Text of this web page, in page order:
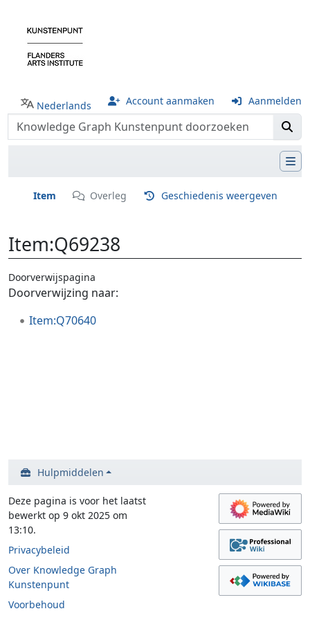
Nederlands Account aanmaken Aanmelden
Item Overleg Geschiedenis weergeven
Item:Q69238
Doorverwijspagina
Ga naar:navigatie,zoeken
Doorverwijzing naar:
Item:Q70640
Hulpmiddelen
Deze pagina is voor het laatst
bewerkt op 9 okt 2025 om
13:10.
Privacybeleid
Over Knowledge Graph
Kunstenpunt
Voorbehoud